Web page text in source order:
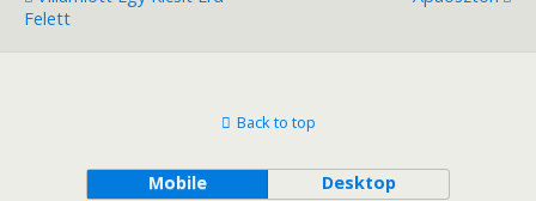
Felett
Back to top
Mobile Desktop